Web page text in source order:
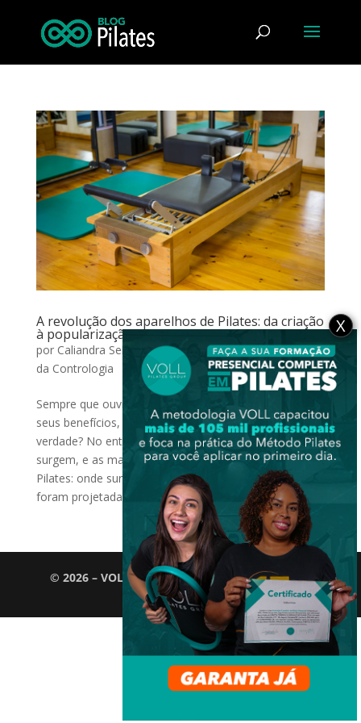
A revolução dos aparelhos de Pilates: da criação
à popularização da técnica
por Caliandra Selau Borges| ago 17, 2023|Reflexão
da Contrologia
Sempre que ouvimos falar de “Pilates”, vêm à mente
seus benefícios, instruções e restrições, não é
verdade? No entanto, algumas curiosidades também
surgem, e as mais comuns são sobre os aparelhos de
Pilates: onde surgiram? Por que os nomes? Por que
foram projetadas...
© 2026 – VOLL Pilates Group. Todos os direitos
reservados.
X